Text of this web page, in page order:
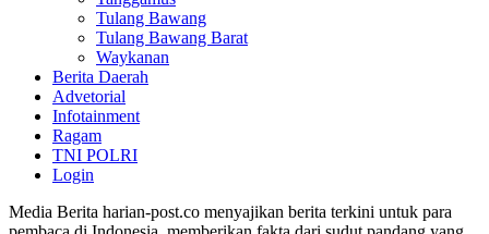
Tulang Bawang
Tulang Bawang Barat
Waykanan
Berita Daerah
Advetorial
Infotainment
Ragam
TNI POLRI
Login
Media Berita harian-post.co menyajikan berita terkini untuk para